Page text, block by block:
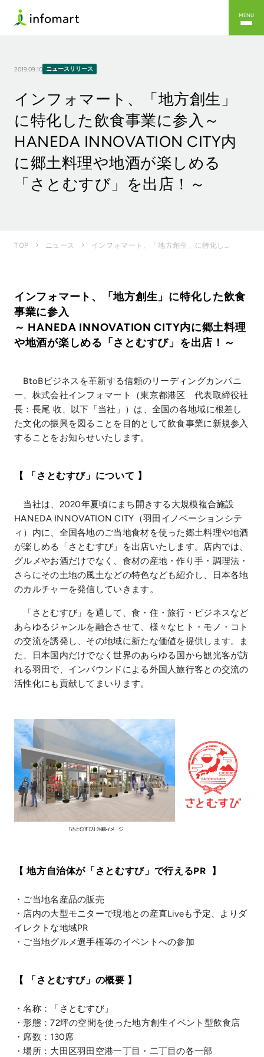
MENU
2019.09.10 ニュースリリース
インフォマート、「地方創生」
に特化した飲食事業に参入～
HANEDA INNOVATION CITY内
に郷土料理や地酒が楽しめる
「さとむすび」を出店！～
TOP ニュース
インフォマート、「地方創生」に特化した飲食
事業に参入
～ HANEDA INNOVATION CITY内に郷土料理
や地酒が楽しめる「さとむすび」を出店！～
BtoBビジネスを革新する信頼のリーディングカンパニ
ー、株式会社インフォマート（東京都港区 代表取締役社
長：長尾 收、以下「当社」）は、全国の各地域に根差し
た文化の振興を図ることを目的として飲食事業に新規参入
することをお知らせいたします。
【 「さとむすび」について 】
当社は、2020年夏頃にまち開きする大規模複合施設
HANEDA INNOVATION CITY（羽田イノベーションシテ
ィ）内に、全国各地のご当地食材を使った郷土料理や地酒
が楽しめる「さとむすび」を出店いたします。店内では、
グルメやお酒だけでなく、食材の産地・作り手・調理法・
さらにその土地の風土などの特色なども紹介し、日本各地
のカルチャーを発信していきます。
「さとむすび」を通して、食・住・旅行・ビジネスなど
あらゆるジャンルを融合させて、様々なヒト・モノ・コト
の交流を誘発し、その地域に新たな価値を提供します。ま
た、日本国内だけでなく世界のあらゆる国から観光客が訪
れる羽田で、インバウンドによる外国人旅行客との交流の
活性化にも貢献してまいります。
【 地方自治体が「さとむすび」で行えるPR 】
・ご当地名産品の販売
・店内の大型モニターで現地との産直Liveも予定、よりダ
イレクトな地域PR
・ご当地グルメ選手権等のイベントへの参加
【 「さとむすび」の概要 】
・名称：「さとむすび」
・形態：72坪の空間を使った地方創生イベント型飲食店
・席数：130席
・場所：大田区羽田空港一丁目・二丁目の各一部